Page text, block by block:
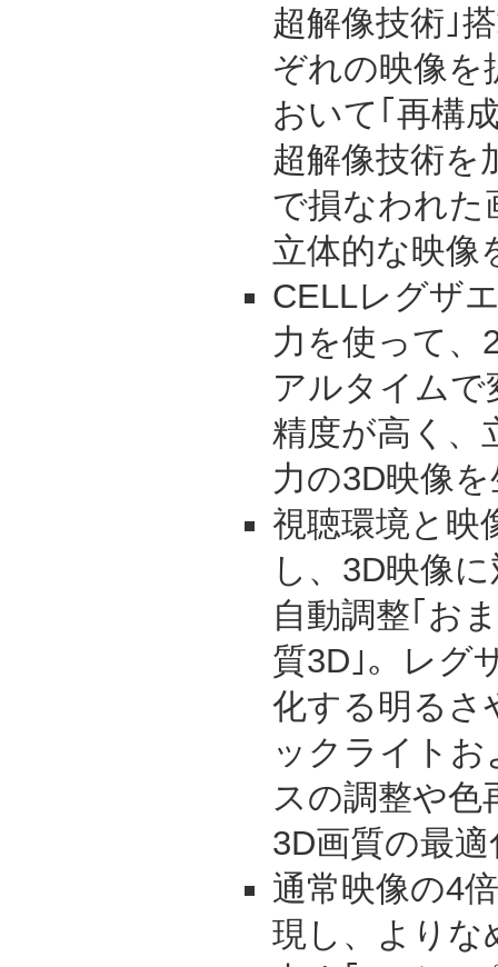
超解像技術｣
ぞれの映像を
おいて｢再構
超解像技術を
で損なわれた
立体的な映像
CELLレグザ
力を使って、
アルタイムで
精度が高く、
力の3D映像
視聴環境と映
し、3D映像
自動調整｢お
質3D｣。レグ
化する明るさ
ックライト
スの調整や色
3D画質の最
通常映像の4
現し、よりな